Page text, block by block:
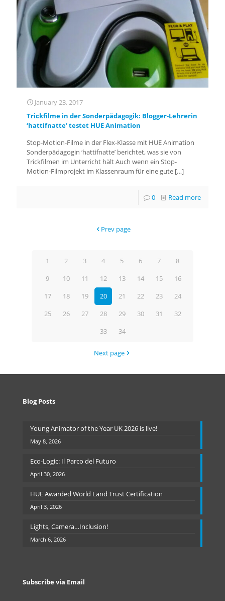
January 23, 2017
Trickfilme in der Sonderpädagogik: Blogger-Lehrerin
‘hattifnatte’ testet HUE Animation
Stop-Motion-Filme in der Flex-Klasse mit HUE Animation
Sonderpädagogin ‘hattifnatte’ berichtet, was sie von
Trickfilmen im Unterricht hält Auch wenn ein Stop-
Motion-Filmprojekt im Klassenraum für eine gute […]
0 Read more
Prev page
1 2 3 4 5 6 7
8
9
10 11 12 13 14 15
16
17
18 19 20 21 22 23
24
25
26 27 28 29 30 31
32
33
34
Next page
Blog Posts
Young Animator of the Year UK 2026 is live!
May 8, 2026
Eco-Logic: Il Parco del Futuro
April 30, 2026
HUE Awarded World Land Trust Certification
April 3, 2026
Lights, Camera…Inclusion!
March 6, 2026
Subscribe via Email